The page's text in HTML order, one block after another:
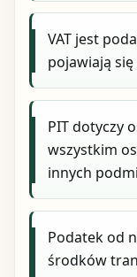
VAT jest
pojawiają
PIT dotyczy
wszystkim
innych
Podatek od
środków